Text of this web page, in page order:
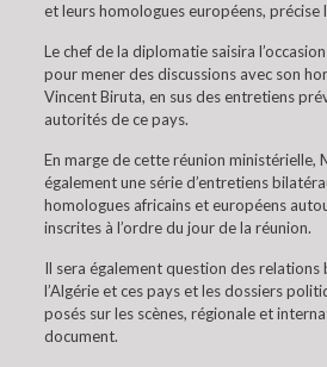
et leurs homologues européens, précise
Le chef de la diplomatie saisira
pour mener des discussions avec son
Vincent Biruta, en sus des entretiens
autorités de ce pays.
En marge de cette réunion ministérielle,
également une série d’entretiens
homologues africains et européens
inscrites à l’ordre du jour de la réunion.
Il sera également question des relations
l’Algérie et ces pays et les dossiers
posés sur les scènes, régionale et
document.